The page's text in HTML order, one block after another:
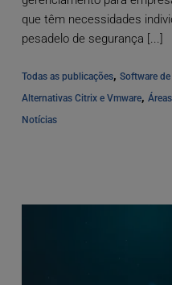
que têm necessidades
pesadelo de segurança [...]
Todas as publicações, Software
Alternativas Citrix e Vmware,
Notícias